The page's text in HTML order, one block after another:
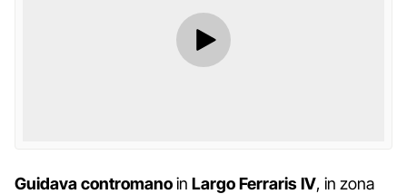
Guidava contromanoin Largo Ferraris IV, in zona